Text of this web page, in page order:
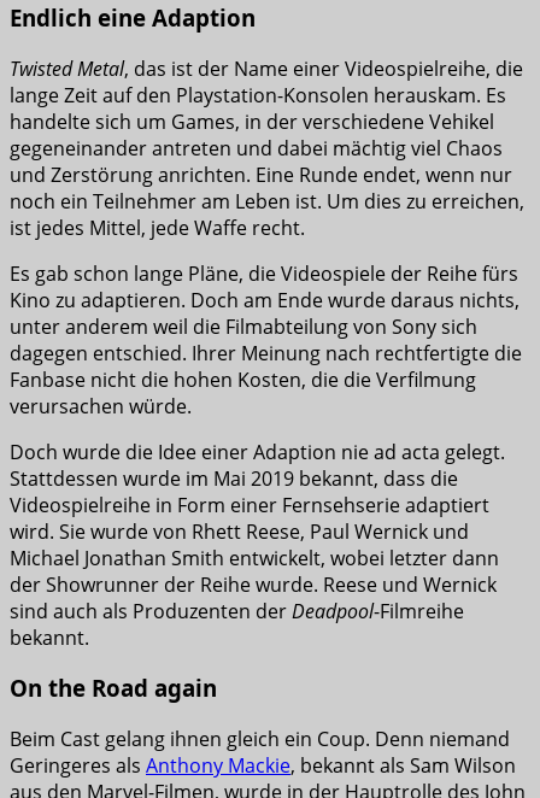
Endlich eine Adaption
Twisted Metal, das ist der Name einer Videospielreihe, die
lange Zeit auf den Playstation-Konsolen herauskam. Es
handelte sich um Games, in der verschiedene Vehikel
gegeneinander antreten und dabei mächtig viel Chaos
und Zerstörung anrichten. Eine Runde endet, wenn nur
noch ein Teilnehmer am Leben ist. Um dies zu erreichen,
ist jedes Mittel, jede Waffe recht.
Es gab schon lange Pläne, die Videospiele der Reihe fürs
Kino zu adaptieren. Doch am Ende wurde daraus nichts,
unter anderem weil die Filmabteilung von Sony sich
dagegen entschied. Ihrer Meinung nach rechtfertigte die
Fanbase nicht die hohen Kosten, die die Verfilmung
verursachen würde.
Doch wurde die Idee einer Adaption nie ad acta gelegt.
Stattdessen wurde im Mai 2019 bekannt, dass die
Videospielreihe in Form einer Fernsehserie adaptiert
wird. Sie wurde von Rhett Reese, Paul Wernick und
Michael Jonathan Smith entwickelt, wobei letzter dann
der Showrunner der Reihe wurde. Reese und Wernick
sind auch als Produzenten derDeadpool-Filmreihe
bekannt.
On the Road again
Beim Cast gelang ihnen gleich ein Coup. Denn niemand
Geringeres als Anthony Mackie, bekannt als Sam Wilson
aus den Marvel-Filmen, wurde in der Hauptrolle des John